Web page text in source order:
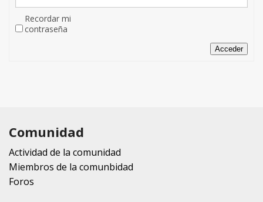
Recordar mi
contraseña
Acceder
Comunidad
Actividad de la comunidad
Miembros de la comunbidad
Foros